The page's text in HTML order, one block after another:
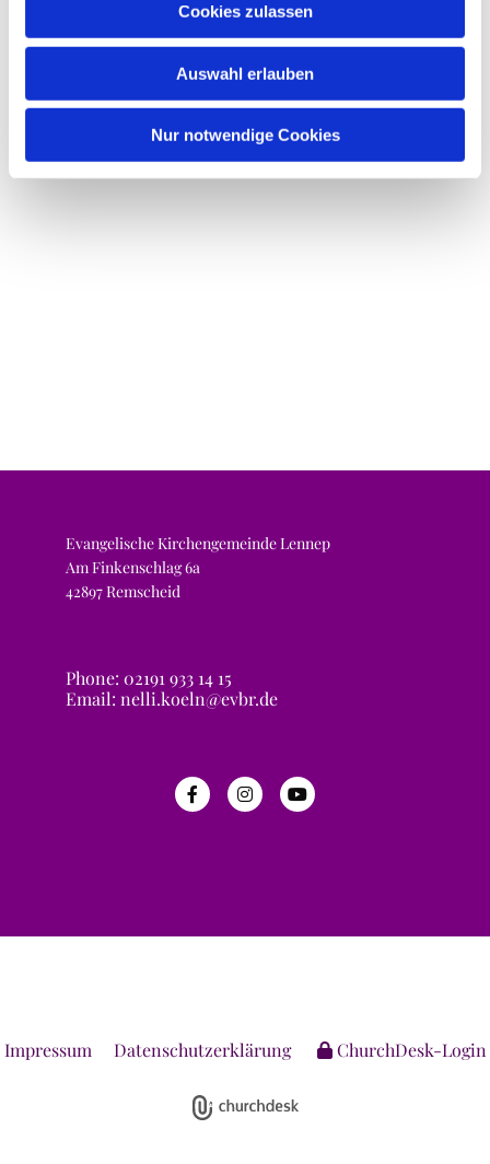
Cookies zulassen
Auswahl erlauben
Nur notwendige Cookies
Evangelische Kirchengemeinde Lennep
Am Finkenschlag 6a
42897 Remscheid
Phone: 02191 933 14 15
Email: nelli.koeln@evbr.de
Impressum Datenschutzerklärung ChurchDesk-Login